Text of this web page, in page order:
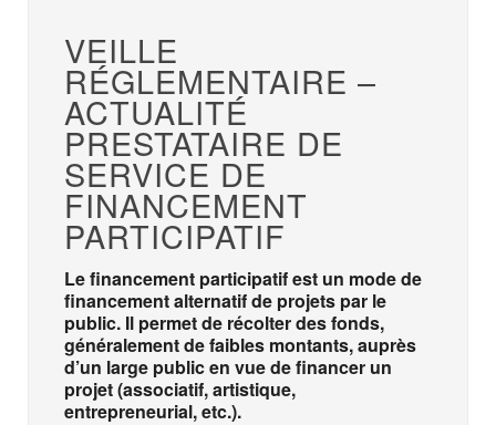
VEILLE
RÉGLEMENTAIRE –
ACTUALITÉ
PRESTATAIRE DE
SERVICE DE
FINANCEMENT
PARTICIPATIF
Le financement participatif est un mode de
financement alternatif de projets par le
public. Il permet de récolter des fonds,
généralement de faibles montants, auprès
d’un large public en vue de financer un
projet (associatif, artistique,
entrepreneurial, etc.).